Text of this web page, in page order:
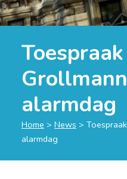
alarmdag
Home > News >
alarmdag